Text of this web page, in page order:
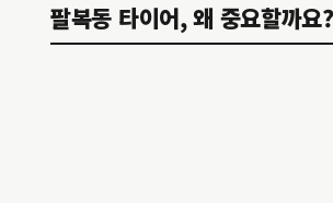
팔복동 타이어, 왜 중요할까요?